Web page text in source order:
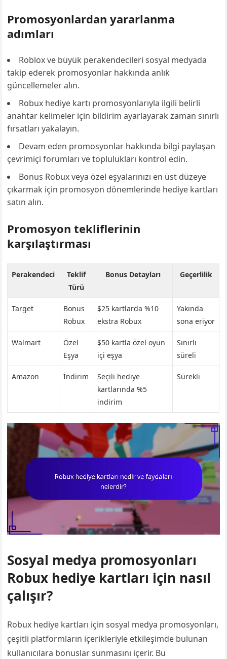
Promosyonlardan yararlanma
adımları
Roblox ve büyük perakendecileri sosyal medyada
takip ederek promosyonlar hakkında anlık
güncellemeler alın.
Robux hediye kartı promosyonlarıyla ilgili belirli
anahtar kelimeler için bildirim ayarlayarak zaman sınırlı
fırsatları yakalayın.
Devam eden promosyonlar hakkında bilgi paylaşan
çevrimiçi forumları ve toplulukları kontrol edin.
Bonus Robux veya özel eşyalarınızı en üst düzeye
çıkarmak için promosyon dönemlerinde hediye kartları
satın alın.
Promosyon tekliflerinin
karşılaştırması
Perakendeci
Teklif
Türü
Bonus Detayları Geçerlilik
Target
Bonus
Robux
$25 kartlarda %10
ekstra Robux
Yakında
sona eriyor
Walmart
Özel
Eşya
$50 kartla özel oyun
içi eşya
Sınırlı
süreli
Amazon İndirim
Seçili hediye
kartlarında %5
indirim
Sürekli
Sosyal medya promosyonları
Robux hediye kartları için nasıl
çalışır?
Robux hediye kartları için sosyal medya promosyonları,
çeşitli platformların içerikleriyle etkileşimde bulunan
kullanıcılara bonuslar sunmasını içerir. Bu